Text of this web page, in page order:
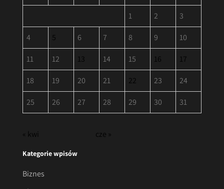
1 2 3
4 5 6 7 8 9 10
11 12 13 14 15 16 17
18 19 20 21 22 23 24
25 26 27 28 29 30 31
« kwi cze »
Kategorie wpisów
Biznes